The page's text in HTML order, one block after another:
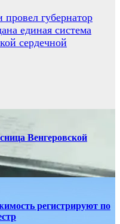
губернатор
единая система
сердечной
Венгеровской
регистрируют по